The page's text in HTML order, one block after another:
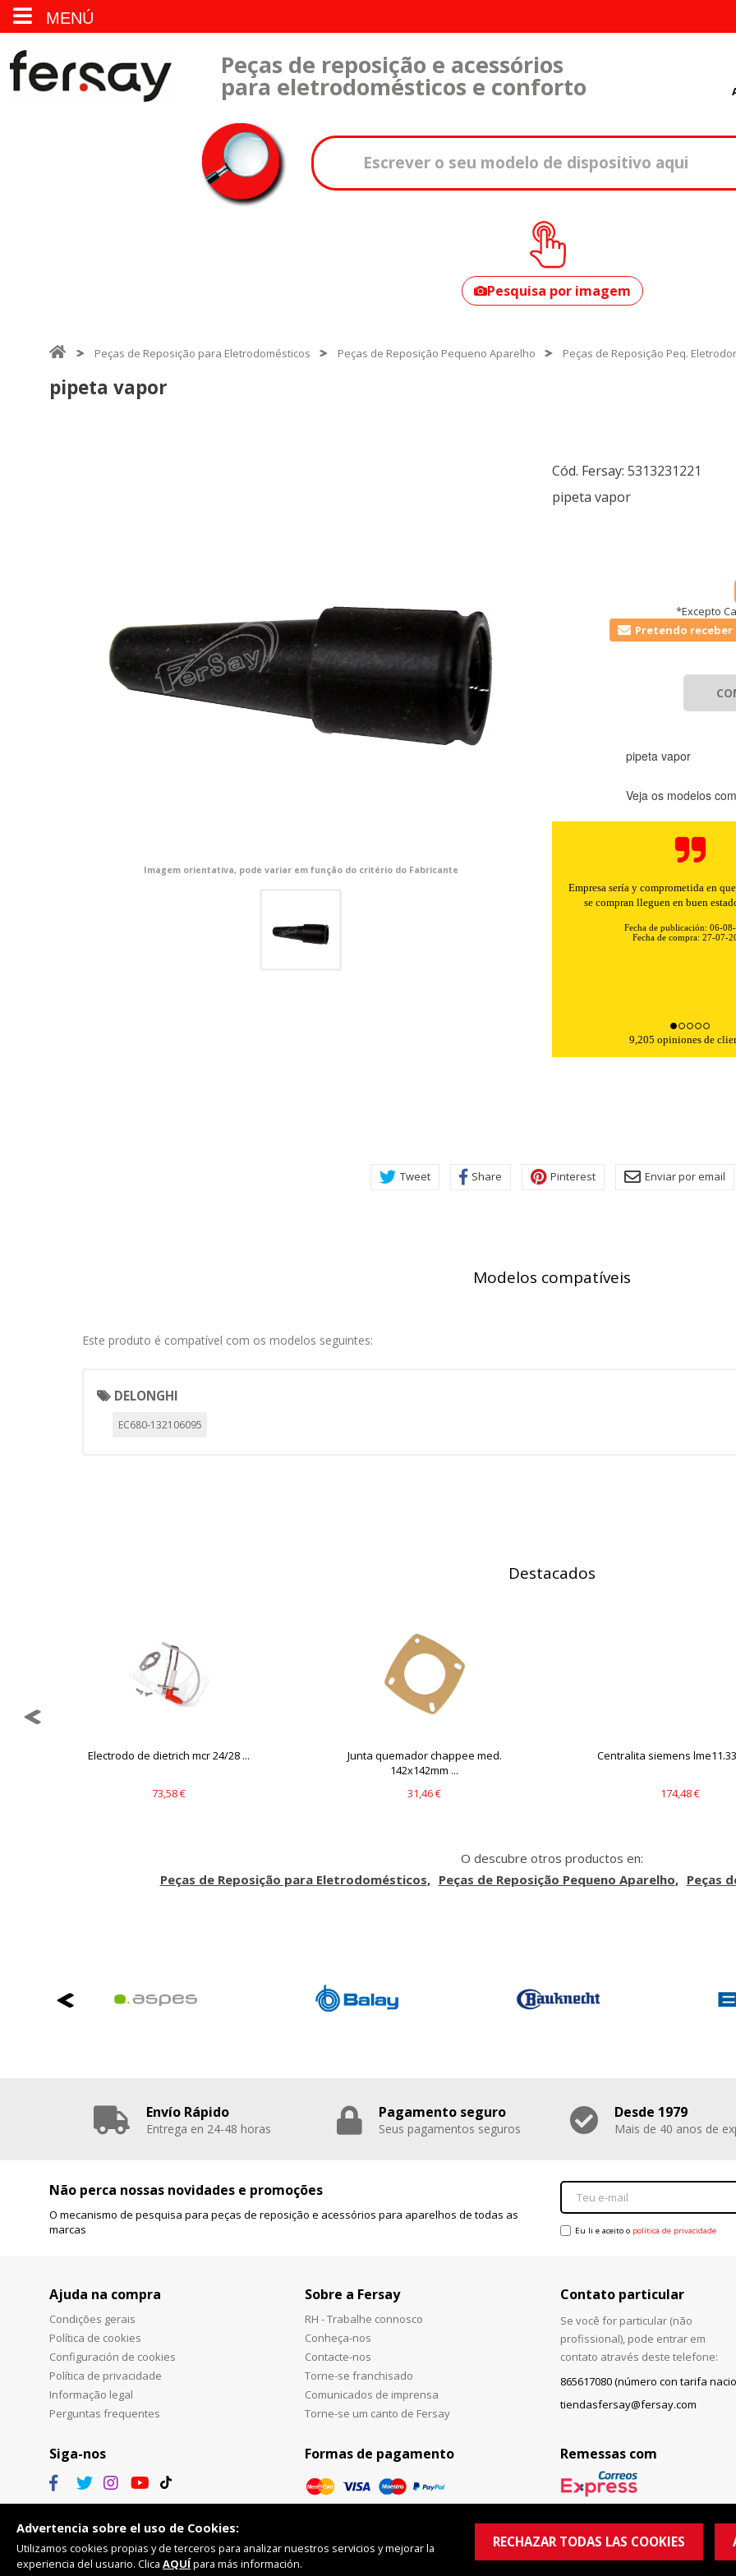
MENÚ
Peças de reposição e acessórios
para eletrodomésticos e conforto
seu modelo?
Pesquisa por imagem
Peças de Reposição para Eletrodomésticos Peças de Reposição Pequeno Aparelho Peças de Reposição Peq.
pipeta vapor
Imagem orientativa, pode variar em função do critério do Fabricante
Cód. Fersay: 5313231221
pipeta vapor
*Excepto
Pretendo
pipeta vapor
Veja os modelos
Buenos precios y muy rápidos
Fecha de compra: 30-07-
9,205 opiniones de
Tweet Share Pinterest Enviar por email
Modelos compatíveis
Este produto é compatível com os modelos seguintes:
DELONGHI
EC680-132106095
Destacados
Electrodo de dietrich mcr 24/28 ...
73,58 €
Junta quemador chappee med.
142x142mm ...
31,46 €
Centralita siemens
174,48 €
O descubre otros productos en:
Peças de Reposição para Eletrodomésticos
Peças de Reposição Pequeno Aparelho Peças
Envío Rápido
Entrega en 24-48 horas
Pagamento seguro
Seus pagamentos seguros
Desde 1979
Mais de 40 anos de
Não perca nossas novidades e promoções
O mecanismo de pesquisa para peças de reposição e acessórios para aparelhos de todas as
marcas
Eu li e aceito o política de privacidade
Ajuda na compra
Condições gerais
Política de cookies
Configuración de cookies
Política de privacidade
Informação legal
Perguntas frequentes
Sobre a Fersay
RH - Trabalhe connosco
Conheça-nos
Contacte-nos
Torne-se franchisado
Comunicados de imprensa
Torne-se um canto de Fersay
Contato particular
Se você for particular (não
profissional), pode entrar em
contato através deste telefone:
865617080 (número con tarifa
tiendasfersay@fersay.com
Siga-nos Formas de pagamento Remessas com
Advertencia sobre el uso de Cookies:
Utilizamos cookies propias y de terceros para analizar nuestros servicios y mejorar la
experiencia del usuario. Clica AQUÍpara más información.
RECHAZAR TODAS LAS COOKIES
Estas cookies son necesarias para que el sitio web funcione y no se pueden desactivar en nuestros